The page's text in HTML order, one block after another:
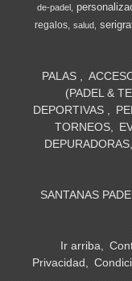
de-padel
regalos
salud
PALAS
(PADEL &
DEPORTIVAS
TORNEOS
DEPURADORAS
SANTANAS
Ir arriba
Privacidad